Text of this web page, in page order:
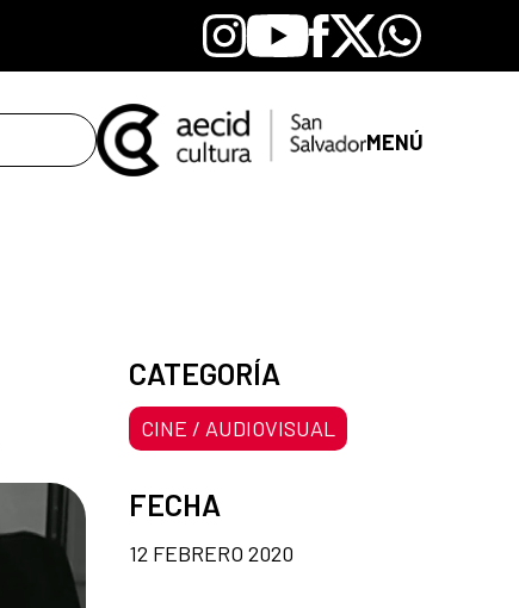
Instagram
YoutubeFacebook
X Whatsapp
MENÚ
CATEGORÍA
CINE / AUDIOVISUAL
FECHA
12 FEBRERO 2020